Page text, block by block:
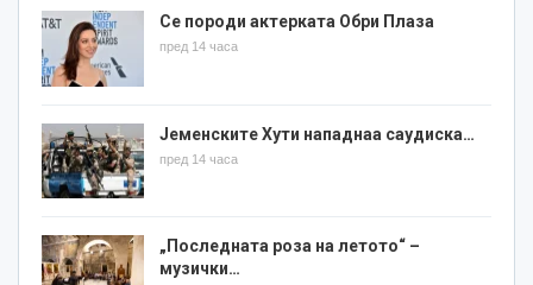
Се породи актерката Обри Плаза
пред 14 часа
Јеменските Хути нападнаа саудиска…
пред 14 часа
„Последната роза на летото“ –
музички…